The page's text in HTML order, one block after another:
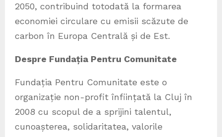
2050, contribuind totodată la formarea
economiei circulare cu emisii scăzute de
carbon în Europa Centrală și de Est.
Despre Fundația Pentru Comunitate
Fundația Pentru Comunitate este o
organizație non-profit înființată la Cluj în
2008 cu scopul de a sprijini talentul,
cunoașterea, solidaritatea, valorile